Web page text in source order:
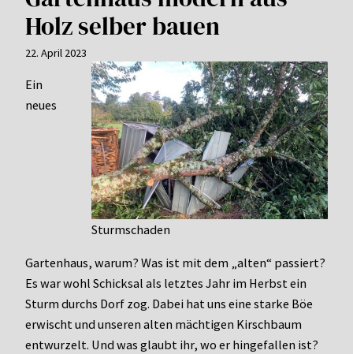
Holz selber bauen
22. April 2023
Sturmschaden
Ein
neues
Gartenhaus, warum? Was ist mit dem „alten“ passiert?
Es war wohl Schicksal als letztes Jahr im Herbst ein
Sturm durchs Dorf zog. Dabei hat uns eine starke Böe
erwischt und unseren alten mächtigen Kirschbaum
entwurzelt. Und was glaubt ihr, wo er hingefallen ist?